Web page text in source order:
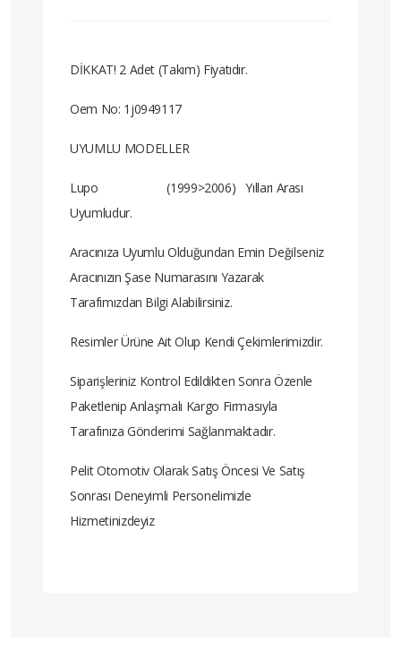
DİKKAT! 2 Adet (Takım) Fiyatıdır.
Oem No: 1j0949117
UYUMLU MODELLER
Lupo (1999>2006) Yılları Arası
Uyumludur.
Aracınıza Uyumlu Olduğundan Emin Değilseniz
Aracınızın Şase Numarasını Yazarak
Tarafımızdan Bilgi Alabilirsiniz.
Resimler Ürüne Ait Olup Kendi Çekimlerimizdir.
Siparişleriniz Kontrol Edildikten Sonra Özenle
Paketlenip Anlaşmalı Kargo Firmasıyla
Tarafınıza Gönderimi Sağlanmaktadır.
Pelit Otomotiv Olarak Satış Öncesi Ve Satış
Sonrası Deneyimli Personelimizle
Hizmetinizdeyiz